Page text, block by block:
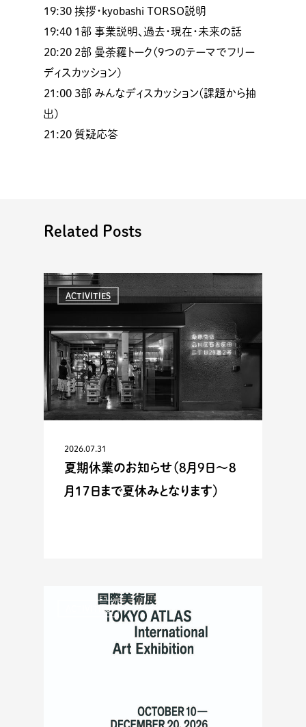
19:30 挨拶・kyobashi TORSO説明
19:40 1部 事業説明、過去・現在・未来の話
20:20 2部 曼荼羅トーク(9つのテーマでフリー
ディスカッション)
21:00 3部 みんなディスカッション(課題から抽
出)
21:20 質疑応答
Related Posts
ACTIVITIES
2026.07.31
夏期休業のお知らせ（8月9日〜8
月17日まで夏休みとなります）
ACTIVITIES